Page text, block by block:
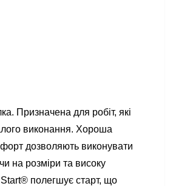
Призначена для робіт, які
виконання. Хороша
дозволяють виконувати
на розміри та високу
Start® полегшує старт, що